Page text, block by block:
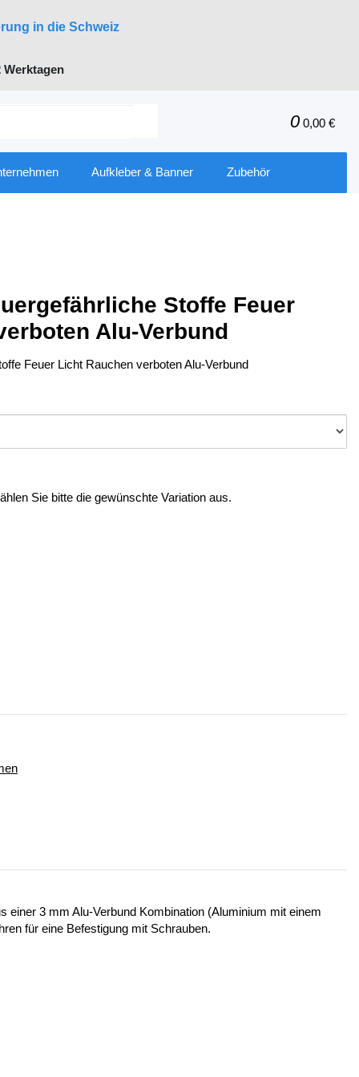
in die Schweiz
0 0,00 €
Aufkleber & Banner Zubehör
Stoffe Feuer
Alu-Verbund
Feuer Licht Rauchen verboten Alu-Verbund
Sie bitte die gewünschte Variation aus.
3 mm Alu-Verbund Kombination (Aluminium mit einem
für eine Befestigung mit Schrauben.